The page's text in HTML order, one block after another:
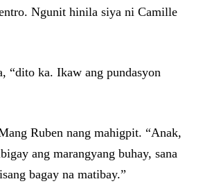
Ngunit hinila siya ni Camille
“dito ka. Ikaw ang pundasyon
Ruben nang mahigpit. “Anak,
ang marangyang buhay, sana
bagay na matibay.”